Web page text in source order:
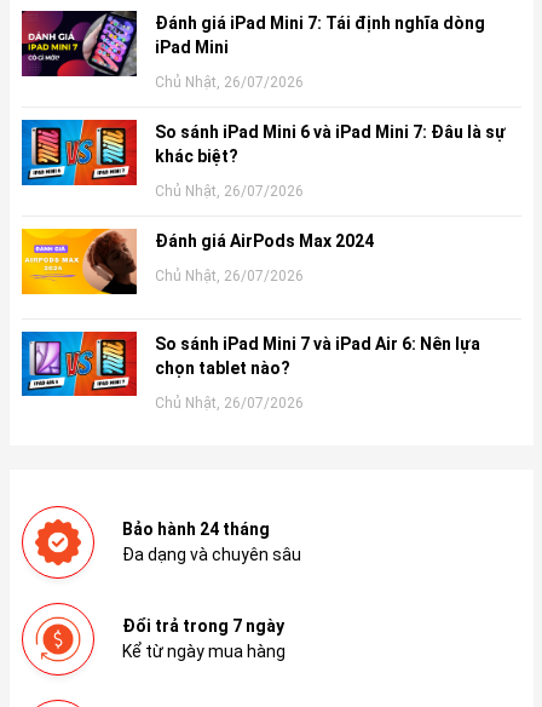
Đánh giá iPad Mini 7: Tái định nghĩa dòng
iPad Mini
Chủ Nhật, 26/07/2026
So sánh iPad Mini 6 và iPad Mini 7: Đâu là sự
khác biệt?
Chủ Nhật, 26/07/2026
Đánh giá AirPods Max 2024
Chủ Nhật, 26/07/2026
So sánh iPad Mini 7 và iPad Air 6: Nên lựa
chọn tablet nào?
Chủ Nhật, 26/07/2026
Bảo hành 24 tháng
Đa dạng và chuyên sâu
Đổi trả trong 7 ngày
Kể từ ngày mua hàng